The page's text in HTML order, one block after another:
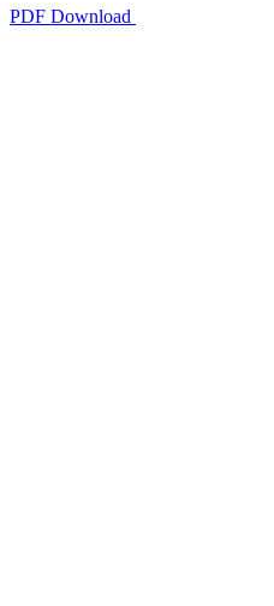
PDF Download